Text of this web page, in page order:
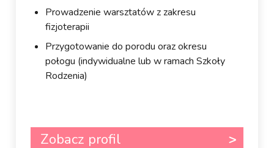
Prowadzenie warsztatów z zakresu
fizjoterapii
Przygotowanie do porodu oraz okresu
połogu (indywidualne lub w ramach Szkoły
Rodzenia)
Zobacz profil